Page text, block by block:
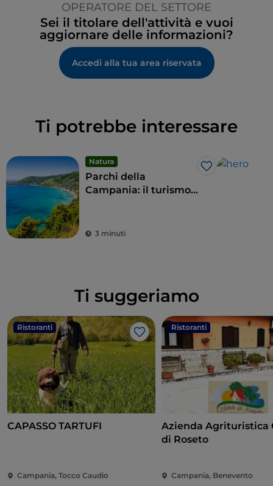
OPERATORE DEL SETTORE
Sei il titolare dell'attività e vuoi
aggiornare delle informazioni?
Accedi alla tua area riservata
Ti potrebbe interessare
Natura
Like
Parchi della
Campania: il turismo
3 minuti
Ti suggeriamo
Ristoranti
Like
CAPASSO TARTUFI
Campania, Tocco Caudio
Ristoranti
Azienda Agrituristica
di Roseto
Campania, Benevento